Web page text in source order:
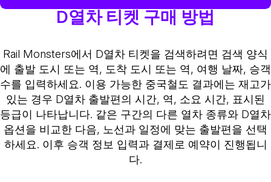
D열차 티켓 구매 방법
Rail Monsters에서 D열차 티켓을 검색하려면 검색 양식
에 출발 도시 또는 역, 도착 도시 또는 역, 여행 날짜, 승객
수를 입력하세요. 이용 가능한 중국철도 결과에는 재고가
있는 경우 D열차 출발편의 시간, 역, 소요 시간, 표시된
등급이 나타납니다. 같은 구간의 다른 열차 종류와 D열차
옵션을 비교한 다음, 노선과 일정에 맞는 출발편을 선택
하세요. 이후 승객 정보 입력과 결제로 예약이 진행됩니
다.